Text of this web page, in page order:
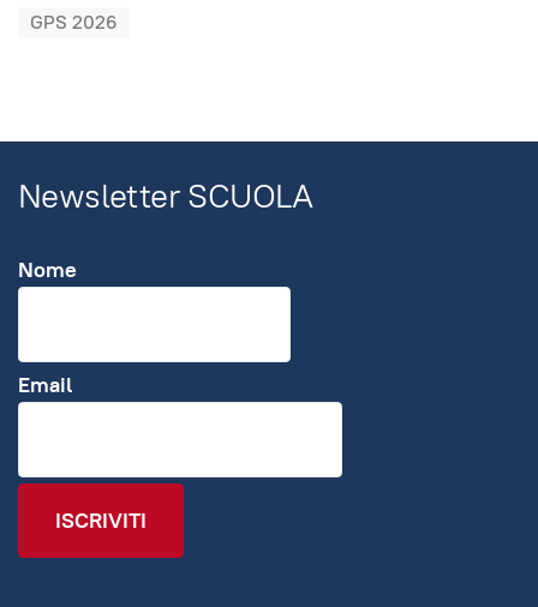
GPS 2026
Newsletter SCUOLA
Nome
Email